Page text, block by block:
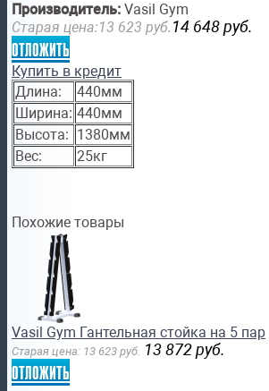
Производитель: Vasil Gym
Старая цена:13 623 руб. 14 648 руб.
отложить
Купить в кредит
Длина:
440мм
Ширина: 440мм
Высота: 1380мм
Вес:
25кг
Похожие товары
Vasil Gym Гантельная стойка на 5 пар
Старая цена: 13 623 руб. 13 872 руб.
отложить